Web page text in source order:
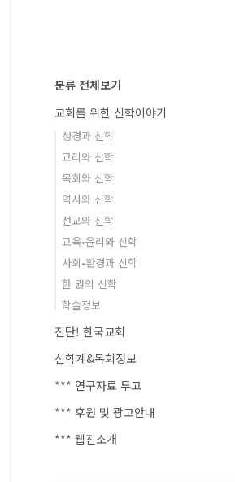
분류 전체보기
교회를 위한 신학이야기
성경과 신학
교리와 신학
목회와 신학
역사와 신학
선교와 신학
교육•윤리와 신학
사회•환경과 신학
한 권의 신학
학술정보
진단! 한국교회
신학계&목회정보
*** 연구자료 투고
*** 후원 및 광고안내
*** 웹진소개